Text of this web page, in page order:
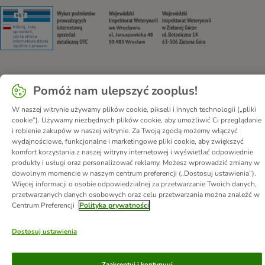
Security Security Security
O nas Kariera - Kraków
Kariera - Wrocław
Regulamin sklepu
Polityka prywatności
Impressum
Corporate Website
Formularz odstąpienia od umowy
Kontakt
Informacje o przesyłce
Metody płatności
Program partnerski
Korzyści
DSA Oświadczenie o dostępności
© zooplus SE2026
Pomóż nam ulepszyć zooplus!
W naszej witrynie używamy plików cookie, pikseli i innych technologii („pliki
cookie”). Używamy niezbędnych plików cookie, aby umożliwić Ci przeglądanie
i robienie zakupów w naszej witrynie. Za Twoją zgodą możemy włączyć
wydajnościowe, funkcjonalne i marketingowe pliki cookie, aby zwiększyć
komfort korzystania z naszej witryny internetowej i wyświetlać odpowiednie
produkty i usługi oraz personalizować reklamy. Możesz wprowadzić zmiany w
dowolnym momencie w naszym centrum preferencji („Dostosuj ustawienia”).
Więcej informacji o osobie odpowiedzialnej za przetwarzanie Twoich danych,
przetwarzanych danych osobowych oraz celu przetwarzania można znaleźć w
Centrum Preferencji
Polityka prywatności
Dostosuj ustawienia